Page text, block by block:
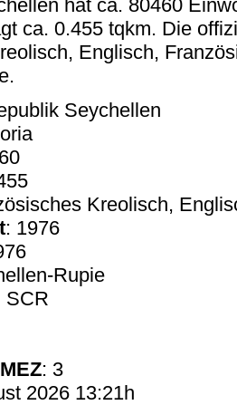
hat ca. 80460
ca. 0.455 tqkm. Die
Englisch,
Seychellen
Kreolisch,
: 1976
Rupie
SCR
: 3
2026 13:21h